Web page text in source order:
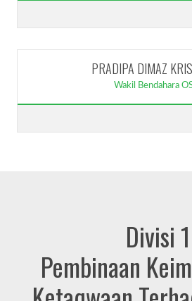
PRADIPA DIMAZ
Wakil Bendahara
Divisi 1
Pembinaan